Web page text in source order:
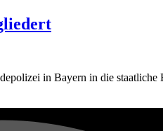
in Bayern in die staatliche